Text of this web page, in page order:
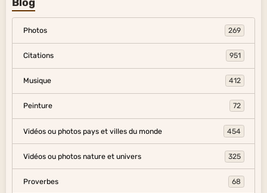
Blog
Photos 269
Citations 951
Musique 412
Peinture 72
Vidéos ou photos pays et villes du monde 454
Vidéos ou photos nature et univers 325
Proverbes 68